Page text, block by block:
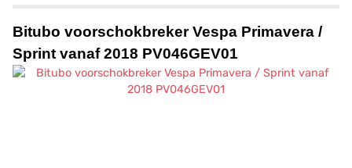
Bitubo voorschokbreker Vespa Primavera /
Sprint vanaf 2018 PV046GEV01